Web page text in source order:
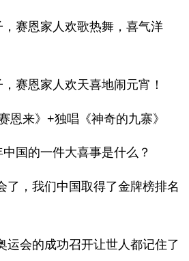
赛恩家人欢歌热舞，喜气洋
赛恩家人欢天喜地闹元宵！
恩来》+独唱《神奇的九寨》
国的一件大喜事是什么？
了，我们中国取得了金牌榜排名
运会的成功召开让世人都记住了